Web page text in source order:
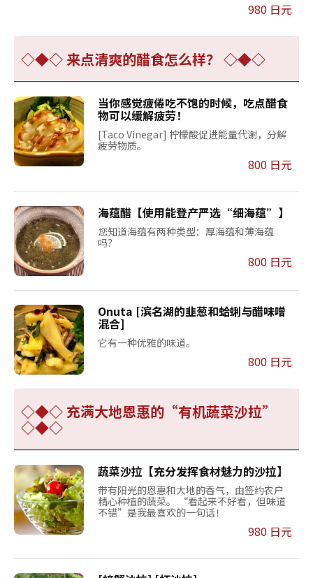
980 日元
◇◆◇ 来点清爽的醋食怎么样？ ◇◆◇
当你感觉疲倦吃不饱的时候，吃点醋食
物可以缓解疲劳！
[Taco Vinegar] 柠檬酸促进能量代谢，分解
疲劳物质。
800 日元
海蕴醋【使用能登产严选“细海蕴”】
您知道海蕴有两种类型：厚海蕴和薄海蕴
吗？
800 日元
Onuta [滨名湖的韭葱和蛤蜊与醋味噌
混合]
它有一种优雅的味道。
800 日元
◇◆◇ 充满大地恩惠的“有机蔬菜沙拉”
◇◆◇
蔬菜沙拉【充分发挥食材魅力的沙拉】
带有阳光的恩惠和大地的香气，由签约农户
精心种植的蔬菜。 “看起来不好看，但味道
不错”是我最喜欢的一句话！
980 日元